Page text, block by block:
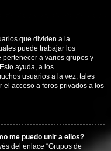
que dividen a la
puede trabajar los
a varios grupos y
ayuda, a los
usuarios a la vez, tales
el acceso a foros privados a los
me puedo unir a ellos?
del enlace “Grupos de